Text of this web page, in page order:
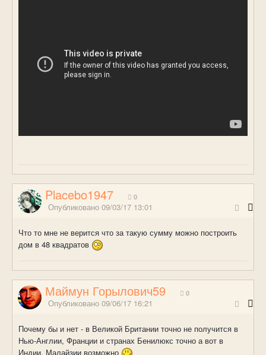
Placebo1947 0
Опубликовано 09/03/17 13:01
Что то мне не верится что за такую сумму можно построить
дом в 48 квадратов
Маймун Горылович59 0
Опубликовано 09/06/17 16:21
Почему бы и нет - в Великой Британии точно не получится в
Нью-Англии, Франции и странах Бенилюкс точно а вот в
Индии, Малайзии возможно